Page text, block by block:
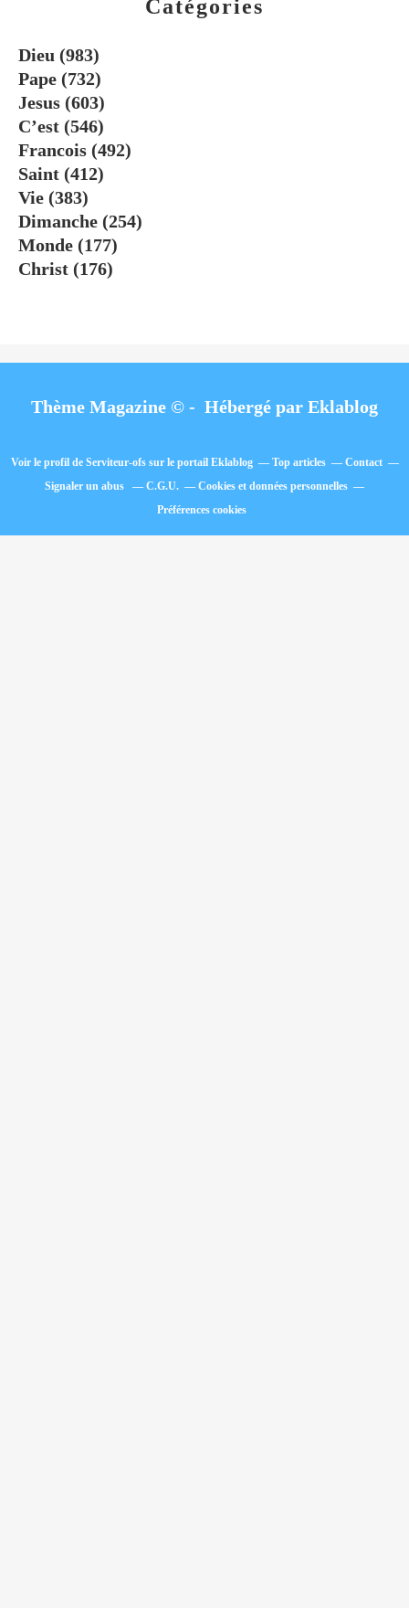
Catégories
Dieu (983)
Pape (732)
Jesus (603)
C’est (546)
Francois (492)
Saint (412)
Vie (383)
Dimanche (254)
Monde (177)
Christ (176)
Thème Magazine © - Hébergé par Eklablog
Voir le profil de Serviteur-ofssur le portail Eklablog Top articles
Contact
Signaler un abus
C.G.U.
Cookies et données personnelles
Préférences cookies